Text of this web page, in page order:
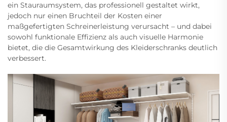
ein Stauraumsystem, das professionell gestaltet wirkt,
jedoch nur einen Bruchteil der Kosten einer
maßgefertigten Schreinerleistung verursacht – und dabei
sowohl funktionale Effizienz als auch visuelle Harmonie
bietet, die die Gesamtwirkung des Kleiderschranks deutlich
verbessert.